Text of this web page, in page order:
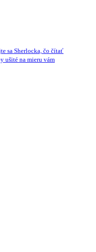
sa Sherlocka, čo čítať
ušité na mieru vám